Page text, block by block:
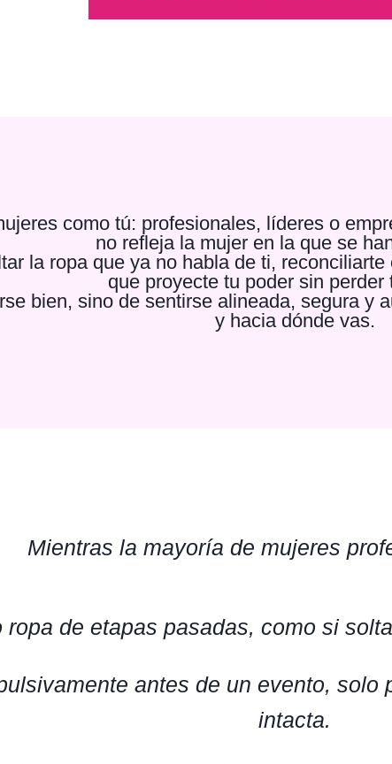
como tú: profesionales, líderes o
no refleja la mujer en la que se
la ropa que ya no habla de ti,
que proyecte tu poder sin perder
bien, sino de sentirse alineada, segura y
y hacia dónde vas.
Mientras la mayoría de mujeres
ropa de etapas pasadas, como si
antes de un evento,
intacta.